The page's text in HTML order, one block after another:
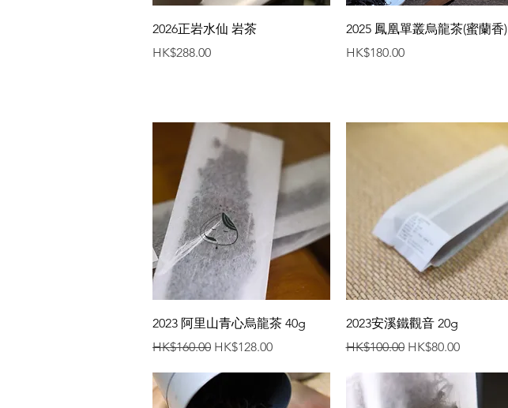
快速瀏覽
2026正岩水仙 岩茶
價格
HK$288.00
快速瀏覽
2025 鳳凰單叢烏龍茶(蜜蘭香)
價格
HK$180.00
快速瀏覽
2023 阿里山青心烏龍茶 40g
一般價格
HK$160.00 促銷價格
HK$128.00
快速瀏覽
2023安溪鐵觀音 20g
一般價格
HK$100.00 促銷價格
HK$80.00